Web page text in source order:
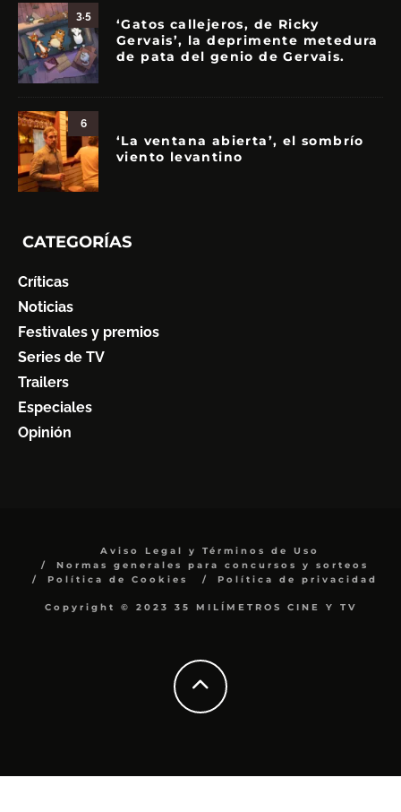
3.5
‘Gatos callejeros, de Ricky
Gervais’, la deprimente metedura
de pata del genio de Gervais.
6
‘La ventana abierta’, el sombrío
viento levantino
CATEGORÍAS
Críticas
Noticias
Festivales y premios
Series de TV
Trailers
Especiales
Opinión
Aviso Legal y Términos de Uso
Normas generales para concursos y sorteos
Política de Cookies
Política de privacidad
Copyright © 2023 35 MILÍMETROS CINE Y TV